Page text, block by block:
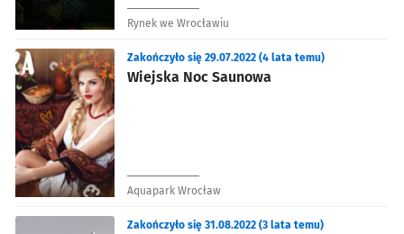
Rynek we Wrocławiu
Wiejska Noc Saunowa
Zakończyło się 29.07.2022 (4 lata temu)
Aquapark Wrocław
Zakończyło się 31.08.2022 (3 lata temu)